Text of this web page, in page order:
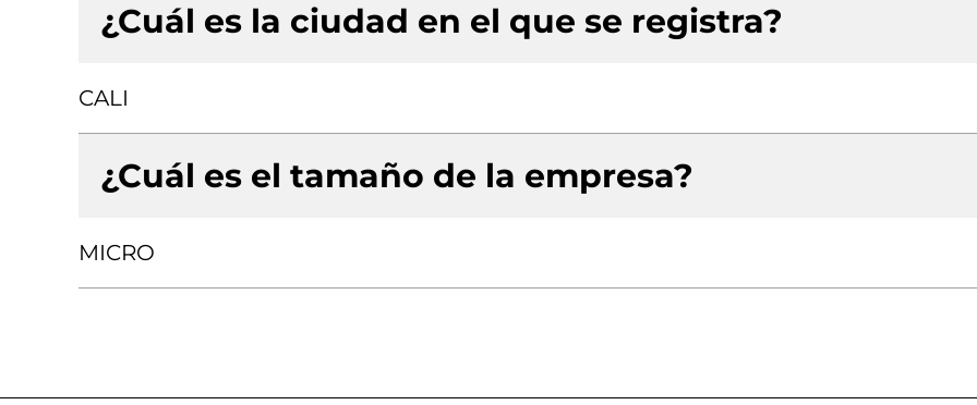
¿Cuál es la ciudad en el que se registra?
CALI
¿Cuál es el tamaño de la empresa?
MICRO